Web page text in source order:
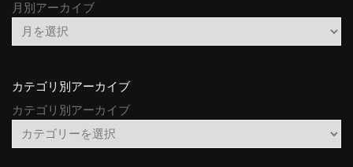
月別アーカイブ
カテゴリ別アーカイブ
カテゴリ別アーカイブ